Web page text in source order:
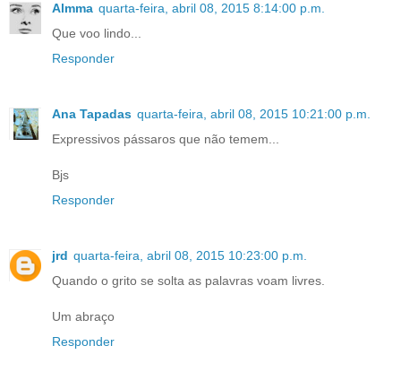
Almma quarta-feira, abril 08, 2015 8:14:00 p.m.
Que voo lindo...
Responder
Ana Tapadas quarta-feira, abril 08, 2015 10:21:00 p.m.
Expressivos pássaros que não temem...
Bjs
Responder
jrd quarta-feira, abril 08, 2015 10:23:00 p.m.
Quando o grito se solta as palavras voam livres.
Um abraço
Responder